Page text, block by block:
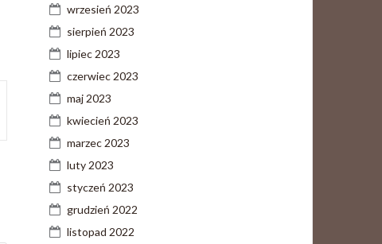
wrzesień 2023
sierpień 2023
lipiec 2023
czerwiec 2023
maj 2023
kwiecień 2023
marzec 2023
luty 2023
styczeń 2023
grudzień 2022
listopad 2022